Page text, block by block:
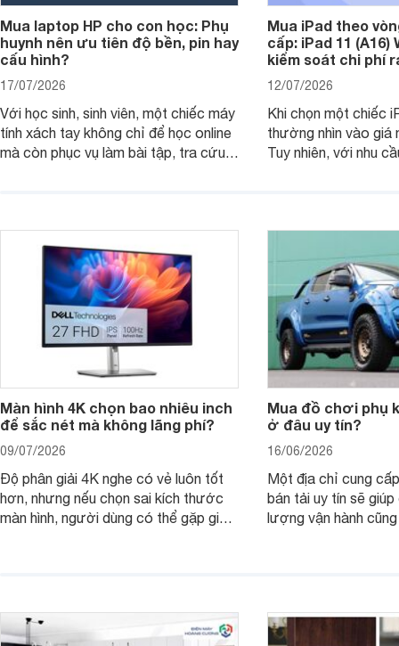
Mua laptop HP cho con học: Phụ
huynh nên ưu tiên độ bền, pin hay
cấu hình?
17/07/2026
Với học sinh, sinh viên, một chiếc máy
tính xách tay không chỉ để học online
mà còn phục vụ làm bài tập, tra cứu,
thay vì chỉ so sánh cấu hình trên giấy.
Mua iPad theo
cấp: iPad 11 (A16)
kiểm soát chi phí
12/07/2026
Khi chọn một chiếc
thường nhìn vào
Tuy nhiên, với nhu
không, dùng được
Màn hình 4K chọn bao nhiêu inch
để sắc nét mà không lãng phí?
09/07/2026
Độ phân giải 4K nghe có vẻ luôn tốt
hơn, nhưng nếu chọn sai kích thước
màn hình, người dùng có thể gặp giao
Mua đồ chơi phụ
ở đâu uy tín?
16/06/2026
Một địa chỉ cung
bán tải uy tín sẽ
lượng vận hành